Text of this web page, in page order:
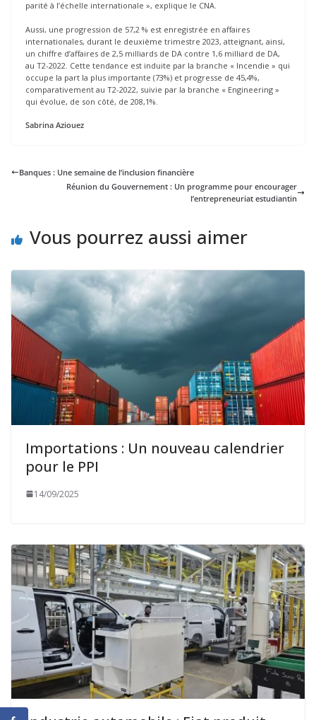
parité à l’échelle internationale », explique le CNA.
Aussi, une progression de 57,2 % est enregistrée en affaires
internationales, durant le deuxième trimestre 2023, atteignant, ainsi,
un chiffre d’affaires de 2,5 milliards de DA contre 1,6 milliard de DA,
au T2-2022. Cette tendance est induite par la branche « Incendie » qui
occupe la part la plus importante (73%) et progresse de 45,4%,
comparativement au T2-2022, suivie par la branche « Engineering »
qui évolue, de son côté, de 208,1%.
Sabrina Aziouez
Banques : Une semaine de l’inclusion financière
Réunion du Gouvernement : Un programme pour encourager
l’entrepreneuriat estudiantin
Vous pourrez aussi aimer
Importations : Un nouveau calendrier
pour le PPI
14/09/2025